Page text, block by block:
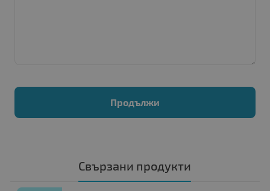
Продължи
Свързани продукти